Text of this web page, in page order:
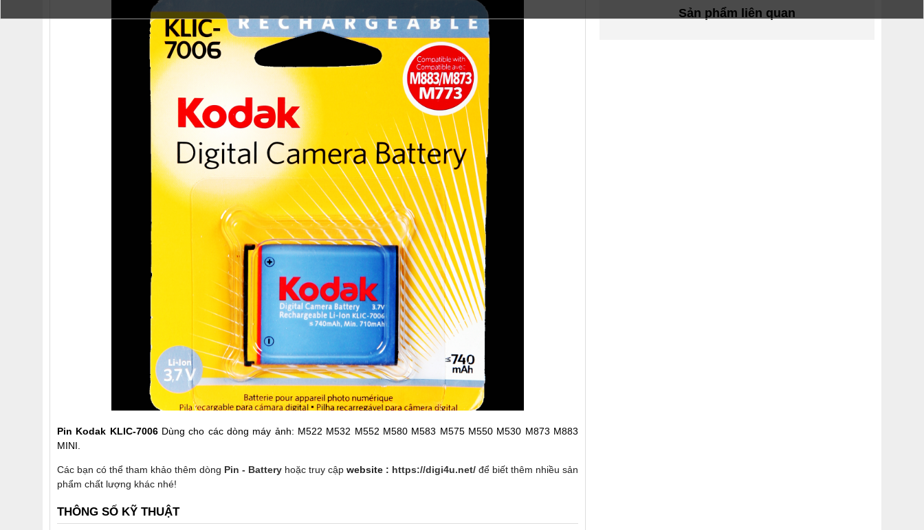
Pin Kodak KLIC-7006Dùng cho các dòng máy ảnh: M522 M532 M552 M580 M583 M575 M550 M530 M873 M883
MINI.
Các bạn có thể tham khảo thêm dòng Pin - Battery hoặc truy cập website : https://digi4u.net/ để biết thêm nhiều sản
phẩm chất lượng khác nhé!
THÔNG SỐ KỸ THUẬT
Sản phẩm liên quan